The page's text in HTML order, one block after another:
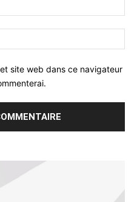
site web dans ce navigateur